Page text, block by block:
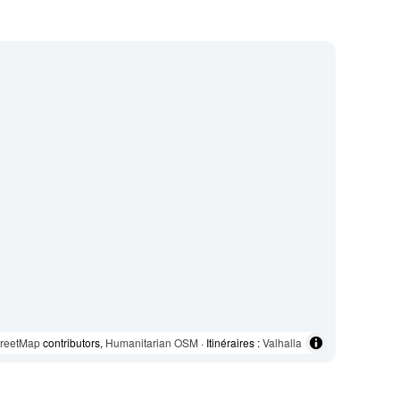
contributors, Humanitarian OSM · Itinéraires :Valhalla